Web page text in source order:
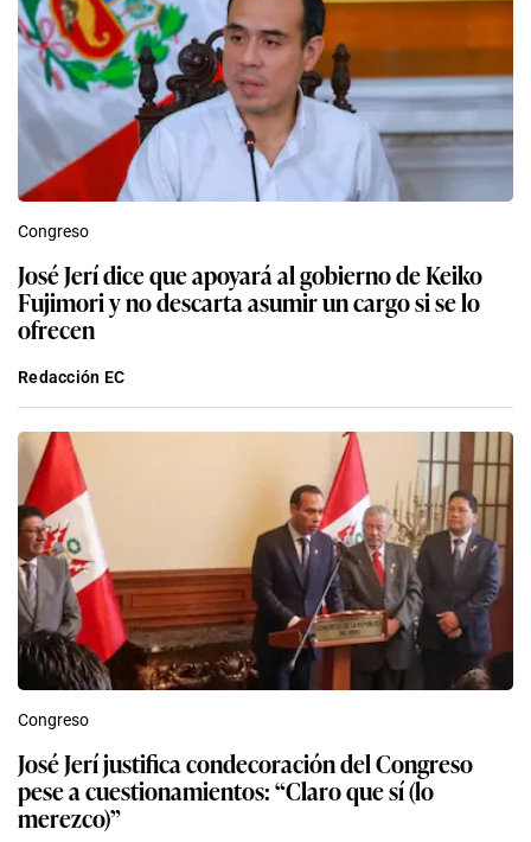
Congreso
José Jerí dice que apoyará al gobierno de Keiko
Fujimori y no descarta asumir un cargo si se lo
ofrecen
Redacción EC
Congreso
José Jerí justifica condecoración del Congreso
pese a cuestionamientos: “Claro que sí (lo
merezco)”